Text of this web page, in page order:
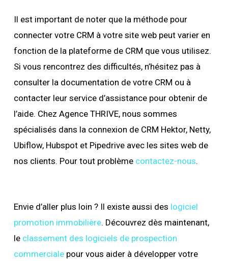
Il est important de noter que la méthode pour
connecter votre CRM à votre site web peut varier en
fonction de la plateforme de CRM que vous utilisez.
Si vous rencontrez des difficultés, n’hésitez pas à
consulter la documentation de votre CRM ou à
contacter leur service d’assistance pour obtenir de
l’aide. Chez Agence THRIVE, nous sommes
spécialisés dans la connexion de CRM Hektor, Netty,
Ubiflow, Hubspot et Pipedrive avec les sites web de
nos clients. Pour tout problème contactez-nous.
Envie d’aller plus loin ? Il existe aussi des logiciel
promotion immobilière. Découvrez dès maintenant,
le classement des logiciels de prospection
commercialepour vous aider à développer votre